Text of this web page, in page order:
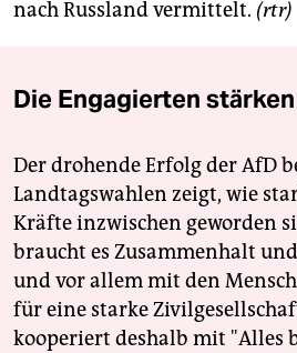
nach Russland vermittelt. (rtr)
Die Engagierten stärken
Der drohende Erfolg der AfD
Landtagswahlen zeigt, wie
Kräfte inzwischen geworden
braucht es Zusammenhalt
und vor allem mit den
für eine starke
kooperiert deshalb mit "Alles